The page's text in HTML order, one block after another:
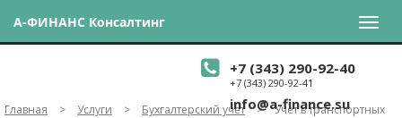
А-ФИНАНС Консалтинг
+7 (343) 290-92-40
+7 (343) 290-92-41
info@a-finance.su
Главная > Услуги > Бухгалтерский учет > Учет в транспортных